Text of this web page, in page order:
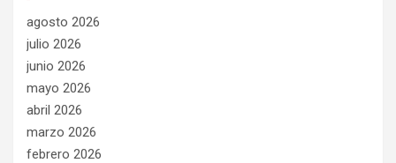
agosto 2026
julio 2026
junio 2026
mayo 2026
abril 2026
marzo 2026
febrero 2026